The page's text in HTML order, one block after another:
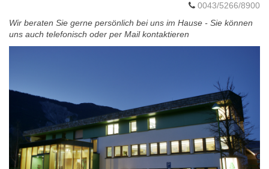
0043/5266/8900
Wir beraten Sie gerne persönlich bei uns im Hause - Sie können
uns auch telefonisch oder per Mail kontaktieren